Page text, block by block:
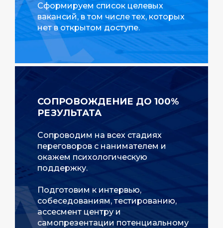
Сформируем список целевых
вакансий, в том числе тех, которых
нет в открытом доступе.
СОПРОВОЖДЕНИЕ ДО 100%
РЕЗУЛЬТАТА
Сопроводим на всех стадиях
переговоров с нанимателем и
окажем психологическую
поддержку.
Подготовим к интервью,
собеседованиям, тестированию,
ассесмент центру и
самопрезентации потенциальному